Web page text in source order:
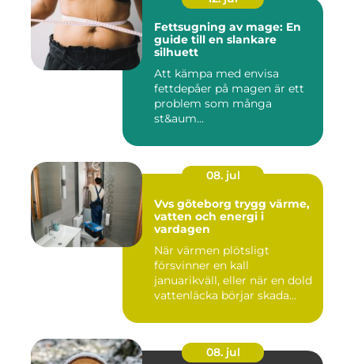
Fettsugning av mage: En
guide till en slankare
silhuett
Att kämpa med envisa
fettdepåer på magen är ett
problem som många
st&aum...
08. jul
Vvs göteborg trygg värme,
vatten och energi i
vardagen
När värmen plötsligt
försvinner en kall
januarikväll, eller när en dold
vattenläcka börjar skada
08. jul